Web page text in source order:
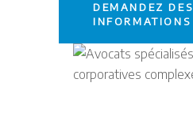
DEMANDEZ DES
INFORMATIONS